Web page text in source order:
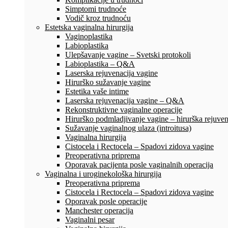
Simptomi trudnoće
Vodič kroz trudnoću
Estetska vaginalna hirurgija
Vaginoplastika
Labioplastika
Ulepšavanje vagine – Svetski protokoli
Labioplastika – Q&A
Laserska rejuvenacija vagine
Hirurško sužavanje vagine
Estetika vaše intime
Laserska rejuvenacija vagine – Q&A
Rekonstruktivne vaginalne operacije
Hirurško podmladjivanje vagine – hirurška
Sužavanje vaginalnog ulaza (introitusa)
Vaginalna hirurgija
Cistocela i Rectocela – Spadovi zidova vagine
Preoperativna priprema
Oporavak pacijenta posle vaginalnih operacija
Vaginalna i uroginekološka hirurgija
Preoperativna priprema
Cistocela i Rectocela – Spadovi zidova vagine
Oporavak posle operacije
Manchester operacija
Vaginalni pesar